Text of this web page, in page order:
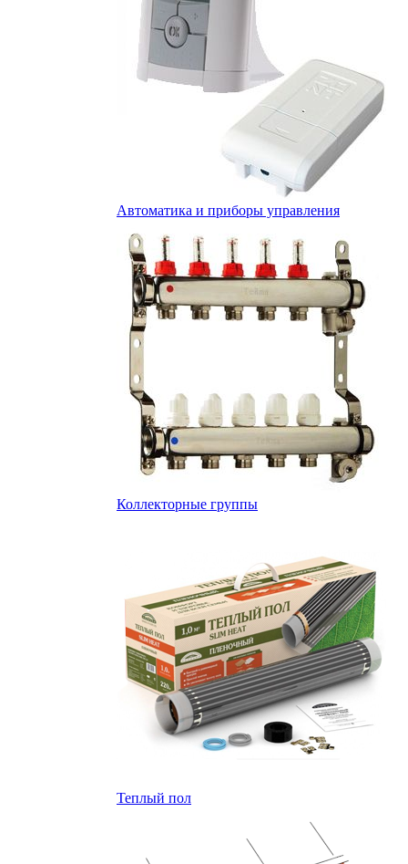
Автоматика и приборы управления
Коллекторные группы
Теплый пол